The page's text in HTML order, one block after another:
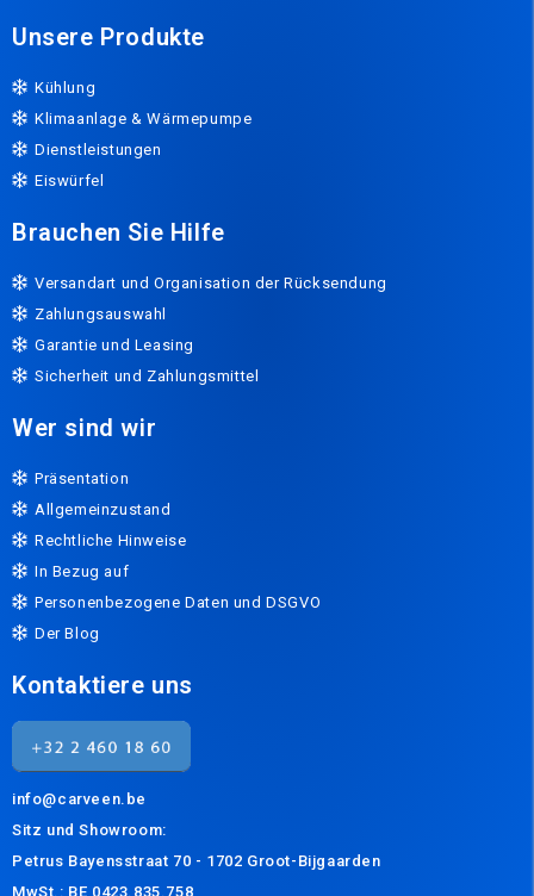
Unsere Produkte
Kühlung
Klimaanlage & Wärmepumpe
Dienstleistungen
Eiswürfel
Brauchen Sie Hilfe
Versandart und Organisation der Rücksendung
Zahlungsauswahl
Garantie und Leasing
Sicherheit und Zahlungsmittel
Wer sind wir
Präsentation
Allgemeinzustand
Rechtliche Hinweise
In Bezug auf
Personenbezogene Daten und DSGVO
Der Blog
Kontaktiere uns
info@carveen.be
Sitz undShowroom:
Petrus Bayensstraat 70 - 1702 Groot-Bijgaarden
MwSt.: BE 0423.835.758